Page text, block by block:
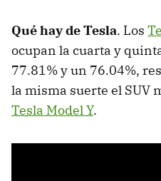
Qué hay de Tesla. Los
ocupan la cuarta y
77.81% y un 76.04%,
la misma suerte el SUV
Tesla Model Y.